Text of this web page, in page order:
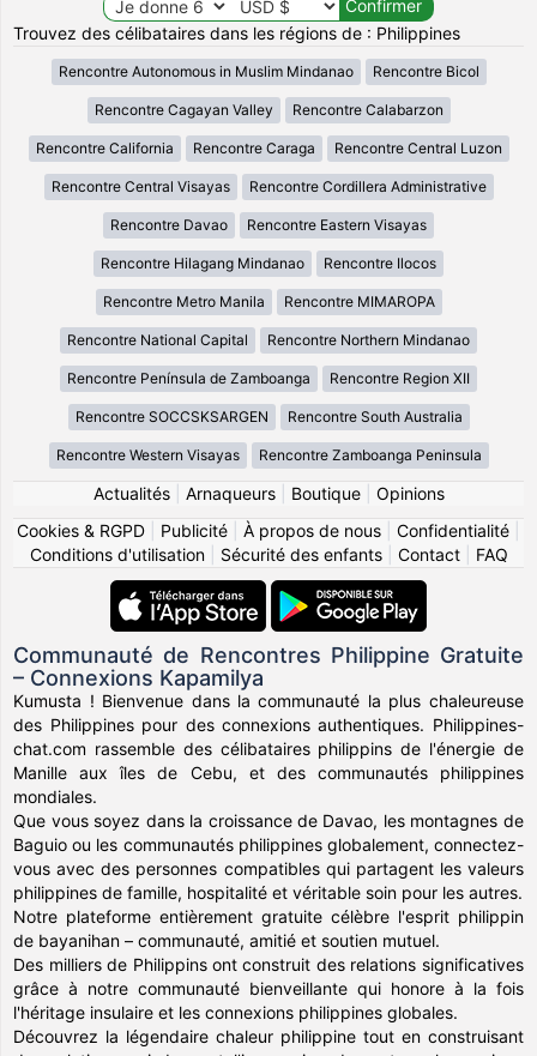
Trouvez des célibataires dans les régions de : Philippines
Rencontre Autonomous in Muslim Mindanao Rencontre Bicol
Rencontre Cagayan Valley Rencontre Calabarzon
Rencontre California Rencontre Caraga Rencontre Central Luzon
Rencontre Central Visayas Rencontre Cordillera Administrative
Rencontre Davao Rencontre Eastern Visayas
Rencontre Hilagang Mindanao Rencontre Ilocos
Rencontre Metro Manila Rencontre MIMAROPA
Rencontre National Capital Rencontre Northern Mindanao
Rencontre Península de Zamboanga Rencontre Region XII
Rencontre SOCCSKSARGEN Rencontre South Australia
Rencontre Western Visayas Rencontre Zamboanga Peninsula
Actualités| Arnaqueurs| Boutique| Opinions
Cookies & RGPD
Publicité À propos de nous Confidentialité
Conditions d'utilisation| Sécurité des enfants| Contact| FAQ
Communauté de Rencontres Philippine Gratuite
– Connexions Kapamilya
Kumusta ! Bienvenue dans la communauté la plus chaleureuse
des Philippines pour des connexions authentiques. Philippines-
chat.com rassemble des célibataires philippins de l'énergie de
Manille aux îles de Cebu, et des communautés philippines
mondiales.
Que vous soyez dans la croissance de Davao, les montagnes de
Baguio ou les communautés philippines globalement, connectez-
vous avec des personnes compatibles qui partagent les valeurs
philippines de famille, hospitalité et véritable soin pour les autres.
Notre plateforme entièrement gratuite célèbre l'esprit philippin
de bayanihan – communauté, amitié et soutien mutuel.
Des milliers de Philippins ont construit des relations significatives
grâce à notre communauté bienveillante qui honore à la fois
l'héritage insulaire et les connexions philippines globales.
Découvrez la légendaire chaleur philippine tout en construisant